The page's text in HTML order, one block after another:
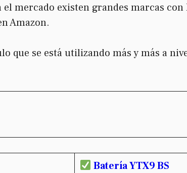
mercado existen grandes marcas
Amazon.
que se está utilizando más y más a
Batería YTX9 BS